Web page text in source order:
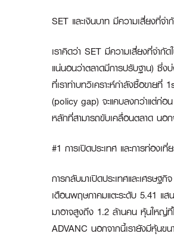
SET และเงินบาท มีความเสี่ยงที่จำ
เราคิดว่า SET มีความเสี่ยงที่จำ
แน่นอนว่าตลาดมีการปรับฐาน) ซึ่ง
ที่เราทำบทวิเคราะห์กำลังซื้อขาย
(policy gap) จะแคบลงกว่าแต่ก่อ
หลักที่สามารถขับเคลื่อนตลาด นอก
#1 การเปิดประเทศ และการท่องเที่
การกลับมาเปิดประเทศและเศรษ
เดือนพฤษภาคมแตะระดับ 5.41 แ
มาอาจสูงถึง 1.2 ล้านคน หุ้นใหญ่
ADVANC นอกจากนี้เรายังมีหุ้นข